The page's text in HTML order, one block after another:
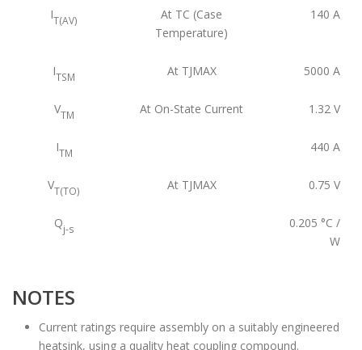
IT(AV)
At TC (Case
Temperature)
140 A
ITSM At TJMAX 5000 A
VTM At On-State Current 1.32 V
ITM 440 A
VT(TO) At TJMAX 0.75 V
Qj-s 0.205 °C /
W
NOTES
Current ratings require assembly on a suitably engineered
heatsink, using a quality heat coupling compound.